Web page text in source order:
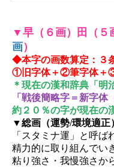
▼早（６画）田（５
画）
◆本字の画数算定：３
①旧字体＋②筆字体＋
＊現在の漢和辞典「
「戦後簡略字＝新字体
約２０％の字が現在の
▼総画（運勢/環境適正
「スタミナ運」と呼ば
精力的に取り組んでい
粘り強さ・我慢強さか